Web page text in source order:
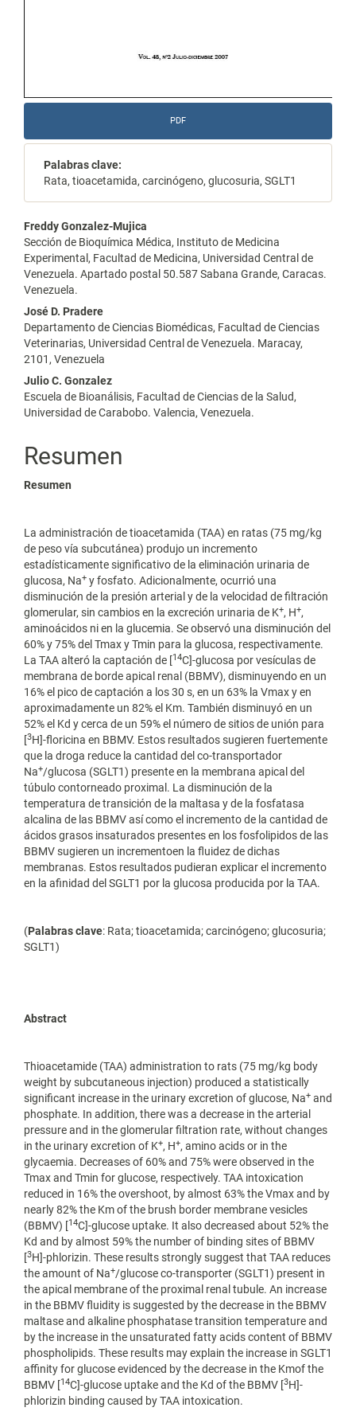
PDF
Palabras clave:
Rata, tioacetamida, carcinógeno, glucosuria, SGLT1
Contenido
principal
del
artículo
Freddy Gonzalez-Mujica
Sección de Bioquímica Médica, Instituto de Medicina
Experimental, Facultad de Medicina, Universidad Central de
Venezuela. Apartado postal 50.587 Sabana Grande, Caracas.
Venezuela.
José D. Pradere
Departamento de Ciencias Biomédicas, Facultad de Ciencias
Veterinarias, Universidad Central de Venezuela. Maracay,
2101, Venezuela
Julio C. Gonzalez
Escuela de Bioanálisis, Facultad de Ciencias de la Salud,
Universidad de Carabobo. Valencia, Venezuela.
Resumen
Resumen
La administración de tioacetamida (TAA) en ratas (75 mg/kg
de peso vía subcutánea) produjo un incremento
estadísticamente significativo de la eliminación urinaria de
glucosa, Na+ y fosfato. Adicionalmente, ocurrió una
disminución de la presión arterial y de la velocidad de filtración
glomerular, sin cambios en la excreción urinaria de K+, H+,
aminoácidos ni en la glucemia. Se observó una disminución del
60% y 75% del Tmax y Tmin para la glucosa, respectivamente.
La TAA alteró la captación de [14C]-glucosa por vesículas de
membrana de borde apical renal (BBMV), disminuyendo en un
16% el pico de captación a los 30 s, en un 63% la Vmax y en
aproximadamente un 82% el Km. También disminuyó en un
52% el Kd y cerca de un 59% el número de sitios de unión para
[3H]-floricina en BBMV. Estos resultados sugieren fuertemente
que la droga reduce la cantidad del co-transportador
Na+/glucosa (SGLT1) presente en la membrana apical del
túbulo contorneado proximal. La disminución de la
temperatura de transición de la maltasa y de la fosfatasa
alcalina de las BBMV así como el incremento de la cantidad de
ácidos grasos insaturados presentes en los fosfolipidos de las
BBMV sugieren un incrementoen la fluidez de dichas
membranas. Estos resultados pudieran explicar el incremento
en la afinidad del SGLT1 por la glucosa producida por la TAA.
(Palabras clave: Rata; tioacetamida; carcinógeno; glucosuria;
SGLT1)
Abstract
Thioacetamide (TAA) administration to rats (75 mg/kg body
weight by subcutaneous injection) produced a statistically
significant increase in the urinary excretion of glucose, Na+ and
phosphate. In addition, there was a decrease in the arterial
pressure and in the glomerular filtration rate, without changes
in the urinary excretion of K+, H+, amino acids or in the
glycaemia. Decreases of 60% and 75% were observed in the
Tmax and Tmin for glucose, respectively. TAA intoxication
reduced in 16% the overshoot, by almost 63% the Vmax and by
nearly 82% the Km of the brush border membrane vesicles
(BBMV) [14C]-glucose uptake. It also decreased about 52% the
Kd and by almost 59% the number of binding sites of BBMV
[3H]-phlorizin. These results strongly suggest that TAA reduces
the amount of Na+/glucose co-transporter (SGLT1) present in
the apical membrane of the proximal renal tubule. An increase
in the BBMV fluidity is suggested by the decrease in the BBMV
maltase and alkaline phosphatase transition temperature and
by the increase in the unsaturated fatty acids content of BBMV
phospholipids. These results may explain the increase in SGLT1
affinity for glucose evidenced by the decrease in the Kmof the
BBMV [14C]-glucose uptake and the Kd of the BBMV [3H]-
phlorizin binding caused by TAA intoxication.